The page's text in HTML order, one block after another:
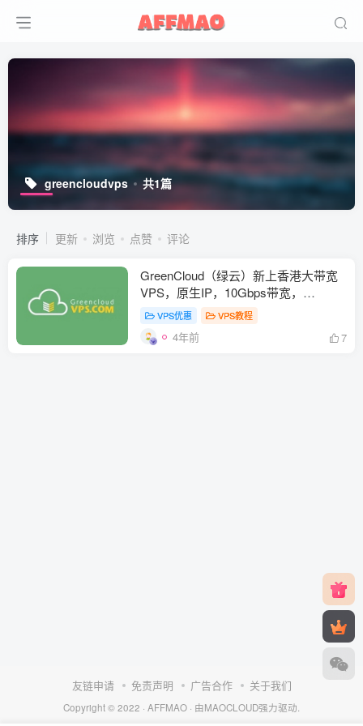
greencloudvps 共1篇
排序 更新 浏览 点赞 评论
GreenCloud（绿云）新上香港大带宽
VPS，原生IP，10Gbps带宽，
2C4G/4C8G配置可选，年付$25起
VPS优惠 VPS教程
4年前 7
友链申请 免责声明 广告合作 关于我们
Copyright © 2022 · AFFMAO · 由MAOCLOUD强力驱动.